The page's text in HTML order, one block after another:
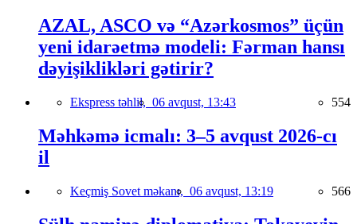
AZAL, ASCO və “Azərkosmos” üçün
yeni idarəetmə modeli: Fərman hansı
dəyişiklikləri gətirir?
Ekspress təhlil, 06 avqust, 13:43 554
Məhkəmə icmalı: 3–5 avqust 2026-cı
il
Keçmiş Sovet məkanı, 06 avqust, 13:19 566